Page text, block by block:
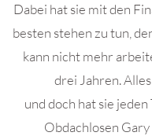
Dabei hat sie mit den
besten stehen zu tun,
kann nicht mehr
drei Jahren.
und doch hat sie
Obdachlosen